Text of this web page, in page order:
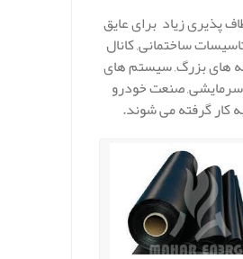
پذیری زیاد برای عایق
ساختمانی, کانال
های بزرگ, سیستم های
صنعت خودرو
کار گرفته می شوند.